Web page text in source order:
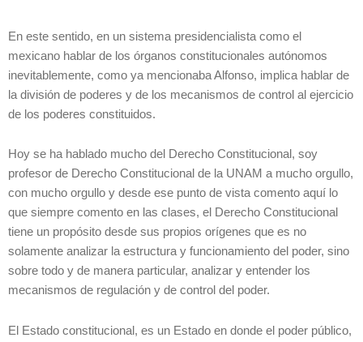
En este sentido, en un sistema presidencialista como el
mexicano hablar de los órganos constitucionales autónomos
inevitablemente, como ya mencionaba Alfonso, implica hablar de
la división de poderes y de los mecanismos de control al ejercicio
de los poderes constituidos.
Hoy se ha hablado mucho del Derecho Constitucional, soy
profesor de Derecho Constitucional de la UNAM a mucho orgullo,
con mucho orgullo y desde ese punto de vista comento aquí lo
que siempre comento en las clases, el Derecho Constitucional
tiene un propósito desde sus propios orígenes que es no
solamente analizar la estructura y funcionamiento del poder, sino
sobre todo y de manera particular, analizar y entender los
mecanismos de regulación y de control del poder.
El Estado constitucional, es un Estado en donde el poder público,